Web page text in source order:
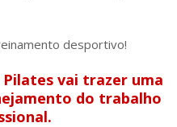
desportivo!
vai trazer uma
do trabalho